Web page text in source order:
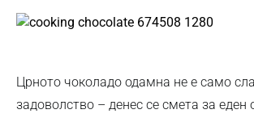
Црното чоколадо одамна не е само
задоволство – денес се смета за еден